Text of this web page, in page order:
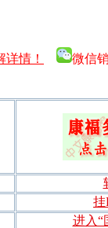
情！
微信
挂
进入“